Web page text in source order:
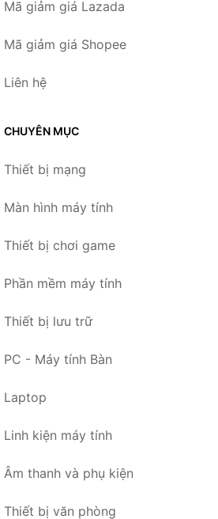
Mã giảm giá Lazada
Mã giảm giá Shopee
Liên hệ
CHUYÊN MỤC
Thiết bị mạng
Màn hình máy tính
Thiết bị chơi game
Phần mềm máy tính
Thiết bị lưu trữ
PC - Máy tính Bàn
Laptop
Linh kiện máy tính
Âm thanh và phụ kiện
Thiết bị văn phòng